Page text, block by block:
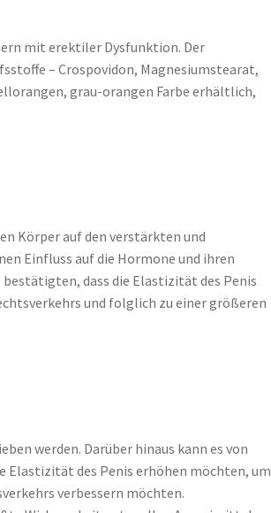
mit erektiler Dysfunktion. Der
– Crospovidon, Magnesiumstearat,
grau-orangen Farbe erhältlich,
Körper auf den verstärkten und
Einfluss auf die Hormone und ihren
dass die Elastizität des Penis
und folglich zu einer größeren
werden. Darüber hinaus kann es von
Elastizität des Penis erhöhen möchten, um
verbessern möchten.